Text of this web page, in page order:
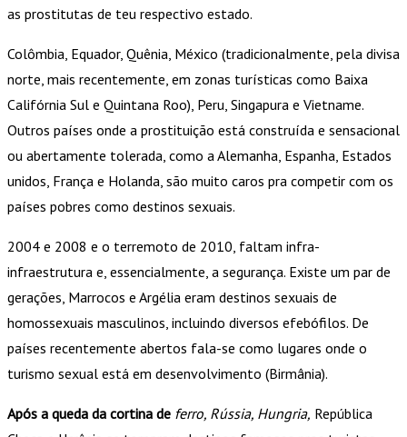
as prostitutas de teu respectivo estado.
Colômbia, Equador, Quênia, México (tradicionalmente, pela divisa
norte, mais recentemente, em zonas turísticas como Baixa
Califórnia Sul e Quintana Roo), Peru, Singapura e Vietname.
Outros países onde a prostituição está construída e sensacional
ou abertamente tolerada, como a Alemanha, Espanha, Estados
unidos, França e Holanda, são muito caros pra competir com os
países pobres como destinos sexuais.
2004 e 2008 e o terremoto de 2010, faltam infra-
infraestrutura e, essencialmente, a segurança. Existe um par de
gerações, Marrocos e Argélia eram destinos sexuais de
homossexuais masculinos, incluindo diversos efebófilos. De
países recentemente abertos fala-se como lugares onde o
turismo sexual está em desenvolvimento (Birmânia).
Após a queda da cortina de ferro, Rússia, Hungria, República